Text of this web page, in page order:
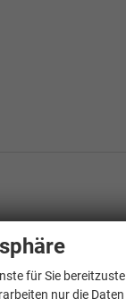
Außenspiegel
in
für Sie
nur die